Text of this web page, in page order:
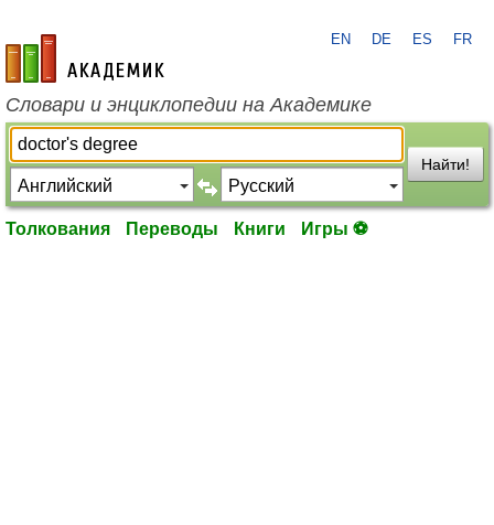
academic.ru
EN DE ES FR
Словари и энциклопедии на Академике
Найти!
Толкования Переводы Книги Игры ⚽